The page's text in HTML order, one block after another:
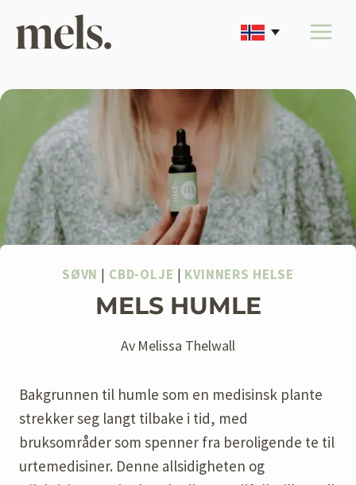
SØVN | CBD-OLJE | KVINNERS HELSE
MELS HUMLE
Av Melissa Thelwall
Bakgrunnen til humle som en medisinsk plante
strekker seg langt tilbake i tid, med
bruksområder som spenner fra beroligende te til
urtemedisiner. Denne allsidigheten og